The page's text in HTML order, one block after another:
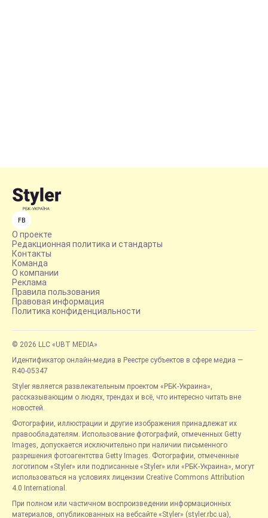
FB
О проекте
Редакционная политика и стандарты
Контакты
Команда
О компании
Реклама
Правила пользования
Правовая информация
Политика конфиденциальности
© 2026 LLC «UBT MEDIA»
Идентификатор онлайн-медиа в Реестре субъектов в сфере медиа —
R40-05347
Styler является развлекательным проектом «РБК-Украина»,
рассказывающим о людях, трендах и всё, что интересно читать вне
новостей.
Фотографии, иллюстрации и другие изображения принадлежат их
правообладателям. Использование фотографий, отмеченных Getty
Images, допускается исключительно при наличии письменного
разрешения фотоагентства Getty Images. Фотографии, отмеченные
логотипом «Styler» или подписанные «Styler» или «РБК-Украина», могут
использоваться на условиях лицензии Creative Commons Attribution
4.0 International.
При полном или частичном воспроизведении информационных
материалов, опубликованных на вебсайте «Styler» (styler.rbc.ua),